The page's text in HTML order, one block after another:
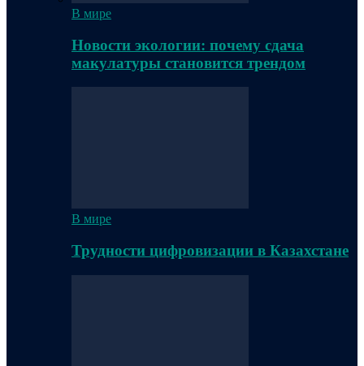
В мире
Новости экологии: почему сдача
макулатуры становится трендом
В мире
Трудности цифровизации в Казахстане